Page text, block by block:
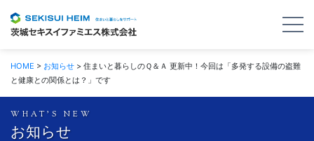
HOME > お知らせ > 住まいと暮らしのＱ＆Ａ 更新中！今回は「多発する設備の盗難
と健康との関係とは？」です
お知らせ